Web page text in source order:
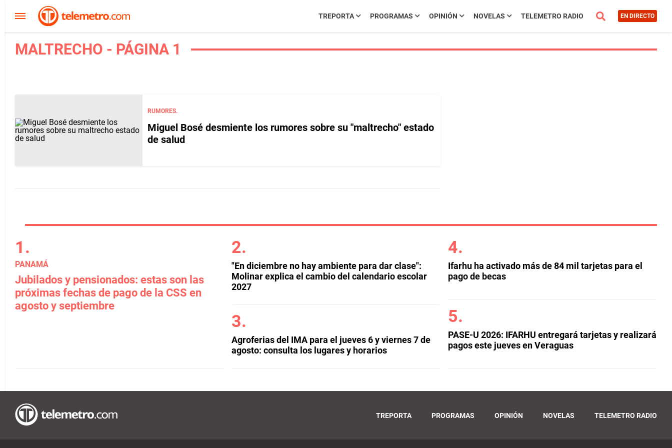
TREPORTA PROGRAMAS OPINIÓN NOVELAS TELEMETRO RADIO EN DIRECTO
MALTRECHO - PÁGINA 1
RUMORES.
Miguel Bosé desmiente los rumores sobre su "maltrecho" estado
de salud
PANAMÁ
Jubilados y pensionados: estas son las
próximas fechas de pago de la CSS en
agosto y septiembre
"En diciembre no hay ambiente para dar clase":
Molinar explica el cambio del calendario escolar
2027
Agroferias del IMA para el jueves 6 y viernes 7 de
agosto: consulta los lugares y horarios
Ifarhu ha activado más de 84 mil tarjetas para el
pago de becas
PASE-U 2026: IFARHU entregará tarjetas y realizará
pagos este jueves en Veraguas
TREPORTA PROGRAMAS OPINIÓN NOVELAS TELEMETRO RADIO